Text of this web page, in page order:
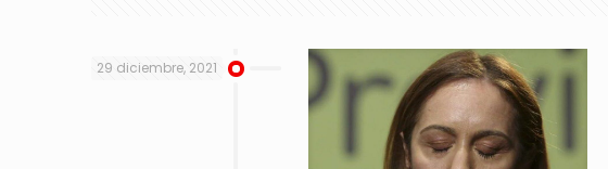
29 diciembre, 2021